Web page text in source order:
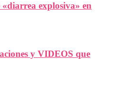
explosiva» en
y VIDEOS que